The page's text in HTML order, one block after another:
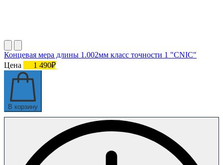
Концевая мера длины 1.002мм класс точности 1 "CNIC"
Цена
1 490₽
В корзину